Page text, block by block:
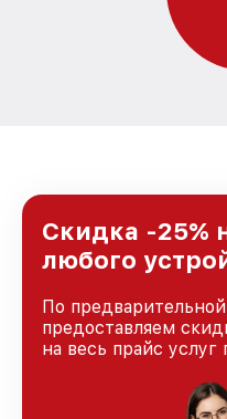
Скидка -25%
любого
По
предоставляем
на весь прайс услуг